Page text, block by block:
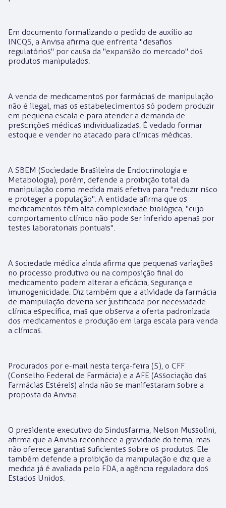
Em documento formalizando o pedido de auxílio ao
INCQS, a Anvisa afirma que enfrenta "desafios
regulatórios" por causa da "expansão do mercado" dos
produtos manipulados.
A venda de medicamentos por farmácias de manipulação
não é ilegal, mas os estabelecimentos só podem produzir
em pequena escala e para atender a demanda de
prescrições médicas individualizadas. É vedado formar
estoque e vender no atacado para clínicas médicas.
A SBEM (Sociedade Brasileira de Endocrinologia e
Metabologia), porém, defende a proibição total da
manipulação como medida mais efetiva para "reduzir risco
e proteger a população". A entidade afirma que os
medicamentos têm alta complexidade biológica, "cujo
comportamento clínico não pode ser inferido apenas por
testes laboratoriais pontuais".
A sociedade médica ainda afirma que pequenas variações
no processo produtivo ou na composição final do
medicamento podem alterar a eficácia, segurança e
imunogenicidade. Diz também que a atividade da farmácia
de manipulação deveria ser justificada por necessidade
clínica específica, mas que observa a oferta padronizada
dos medicamentos e produção em larga escala para venda
a clínicas.
Procurados por e-mail nesta terça-feira (5), o CFF
(Conselho Federal de Farmácia) e a AFE (Associação das
Farmácias Estéreis) ainda não se manifestaram sobre a
proposta da Anvisa.
O presidente executivo do Sindusfarma, Nelson Mussolini,
afirma que a Anvisa reconhece a gravidade do tema, mas
não oferece garantias suficientes sobre os produtos. Ele
também defende a proibição da manipulação e diz que a
medida já é avaliada pelo FDA, a agência reguladora dos
Estados Unidos.